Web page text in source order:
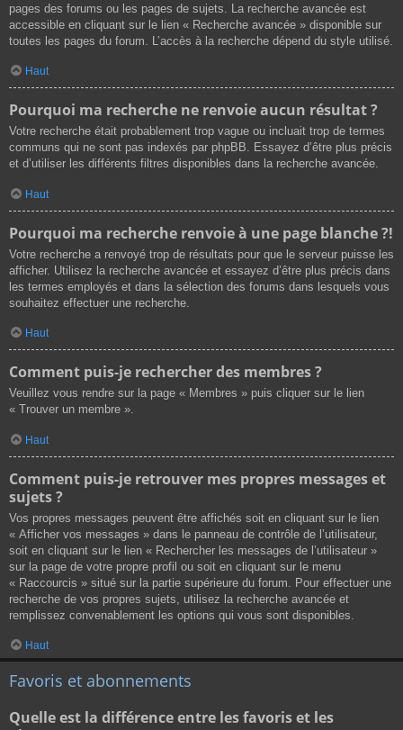
pages des forums ou les pages de sujets. La recherche avancée est
accessible en cliquant sur le lien « Recherche avancée » disponible sur
toutes les pages du forum. L’accès à la recherche dépend du style utilisé.
Haut
Pourquoi ma recherche ne renvoie aucun résultat ?
Votre recherche était probablement trop vague ou incluait trop de termes
communs qui ne sont pas indexés par phpBB. Essayez d’être plus précis
et d’utiliser les différents filtres disponibles dans la recherche avancée.
Haut
Pourquoi ma recherche renvoie à une page blanche ?!
Votre recherche a renvoyé trop de résultats pour que le serveur puisse les
afficher. Utilisez la recherche avancée et essayez d’être plus précis dans
les termes employés et dans la sélection des forums dans lesquels vous
souhaitez effectuer une recherche.
Haut
Comment puis-je rechercher des membres ?
Veuillez vous rendre sur la page « Membres » puis cliquer sur le lien
« Trouver un membre ».
Haut
Comment puis-je retrouver mes propres messages et
sujets ?
Vos propres messages peuvent être affichés soit en cliquant sur le lien
« Afficher vos messages » dans le panneau de contrôle de l’utilisateur,
soit en cliquant sur le lien « Rechercher les messages de l’utilisateur »
sur la page de votre propre profil ou soit en cliquant sur le menu
« Raccourcis » situé sur la partie supérieure du forum. Pour effectuer une
recherche de vos propres sujets, utilisez la recherche avancée et
remplissez convenablement les options qui vous sont disponibles.
Haut
Favoris et abonnements
Quelle est la différence entre les favoris et les